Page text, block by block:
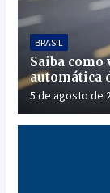
BRASIL
Saiba
automática
Pensão”
5 de agosto de